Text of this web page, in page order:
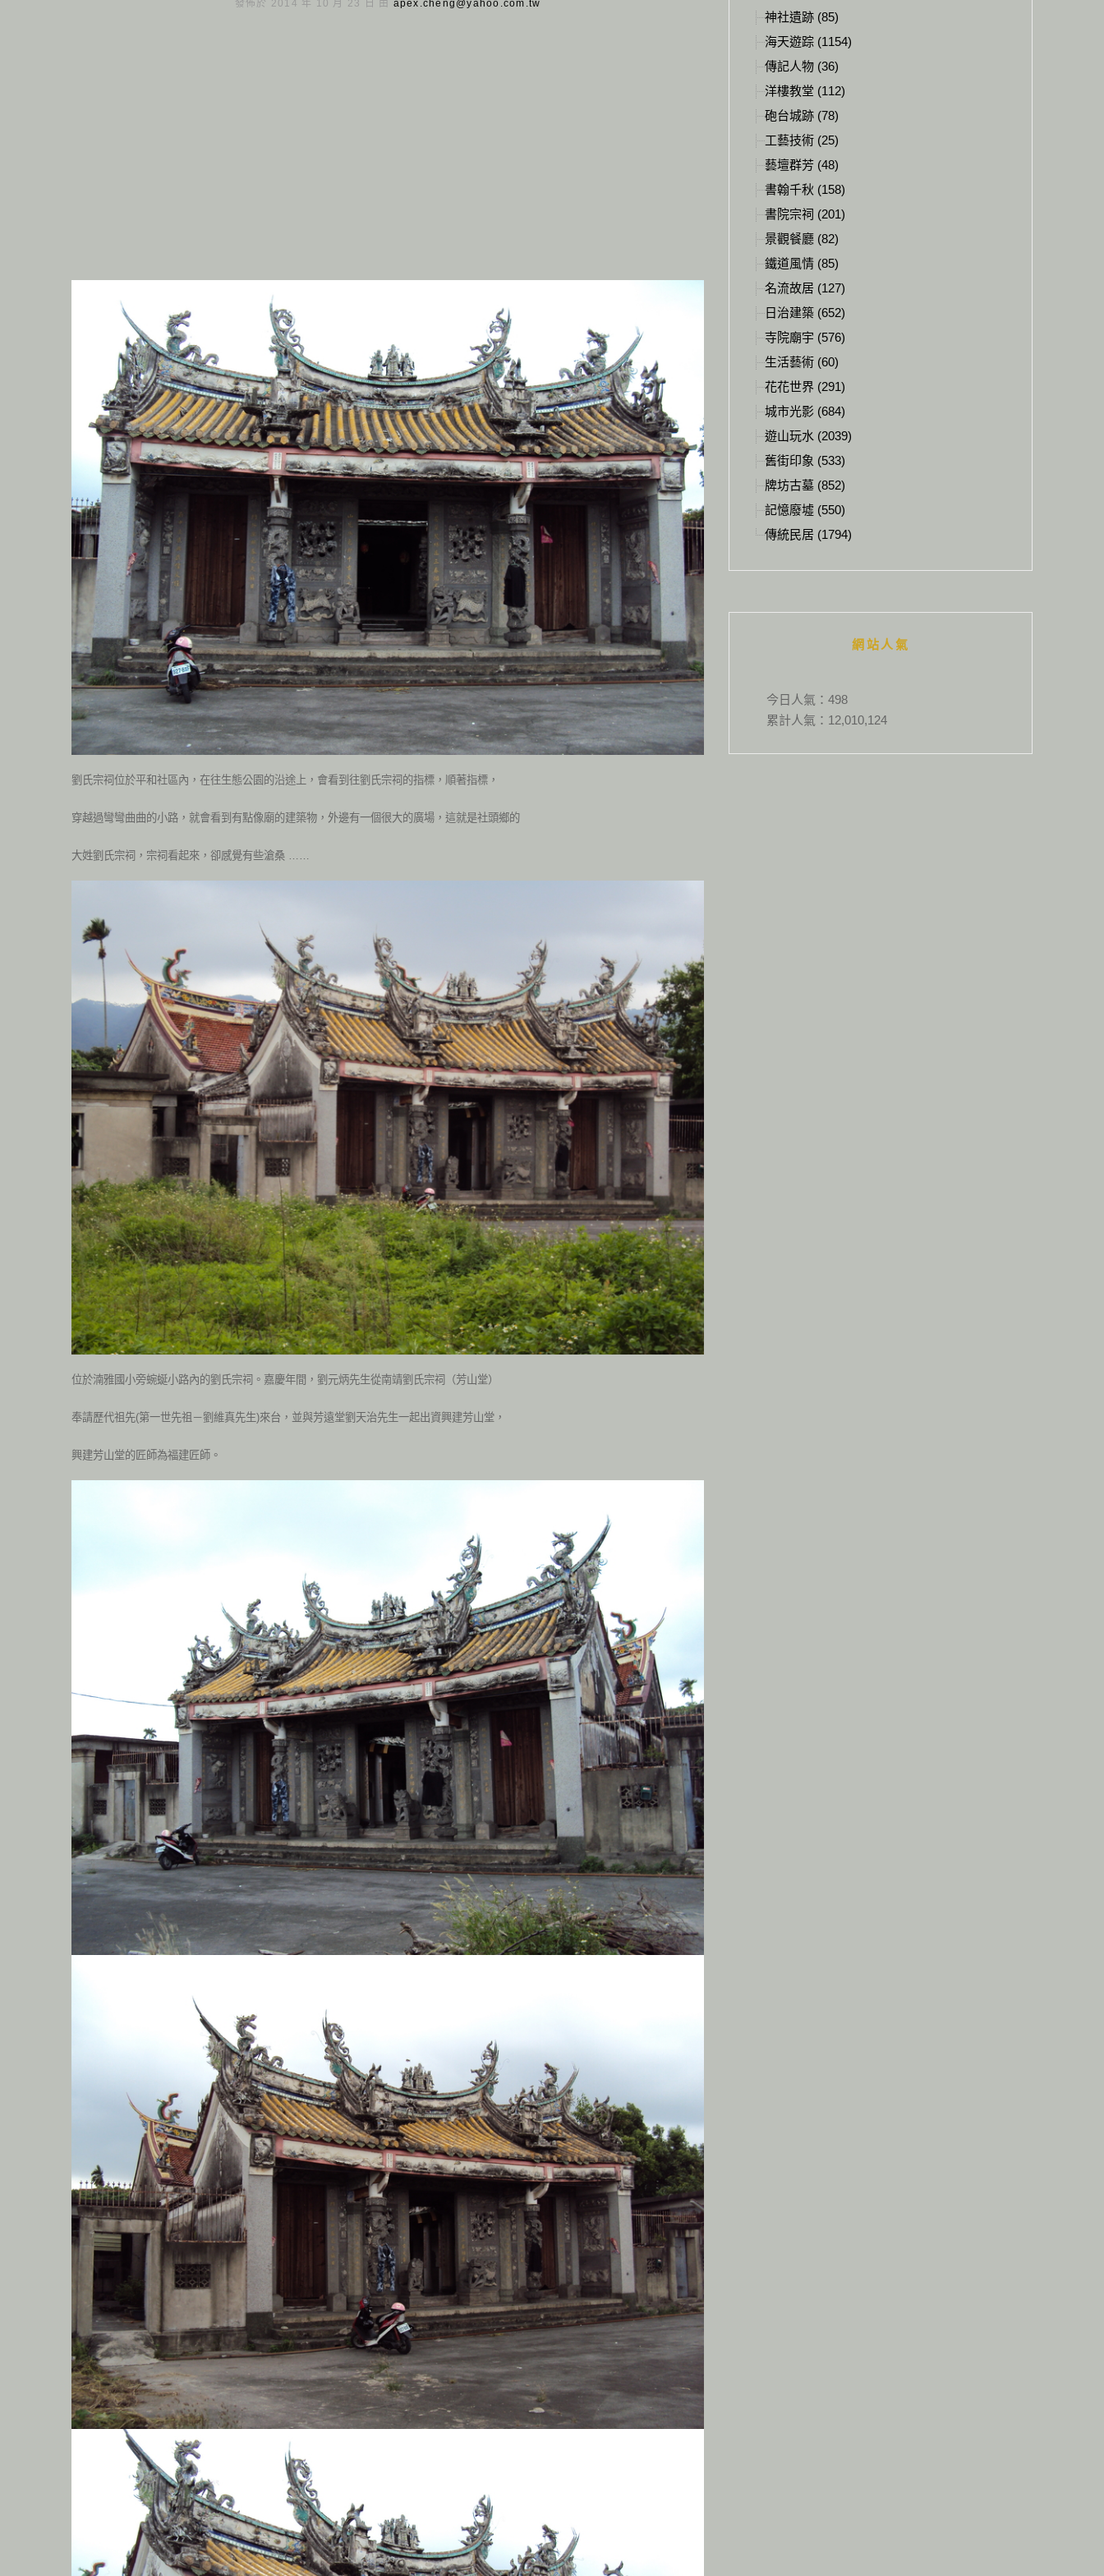
發佈於 2014 年 10 月 23 日 由 apex.cheng@yahoo.com.tw
劉氏宗祠位於平和社區內，在往生態公園的沿途上，會看到往劉氏宗祠的指標，順著指標，
穿越過彎彎曲曲的小路，就會看到有點像廟的建築物，外邊有一個很大的廣場，這就是社頭鄉的
大姓劉氏宗祠，宗祠看起來，卻感覺有些滄桑 ……
位於湳雅國小旁蜿蜒小路內的劉氏宗祠。嘉慶年間，劉元炳先生從南靖劉氏宗祠（芳山堂）
奉請歷代祖先(第一世先祖－劉維真先生)來台，並與芳遠堂劉天治先生一起出資興建芳山堂，
興建芳山堂的匠師為福建匠師。
神社遺跡 (85)
海天遊踪 (1154)
傳記人物 (36)
洋樓教堂 (112)
砲台城跡 (78)
工藝技術 (25)
藝壇群芳 (48)
書翰千秋 (158)
書院宗祠 (201)
景觀餐廳 (82)
鐵道風情 (85)
名流故居 (127)
日治建築 (652)
寺院廟宇 (576)
生活藝術 (60)
花花世界 (291)
城市光影 (684)
遊山玩水 (2039)
舊街印象 (533)
牌坊古墓 (852)
記憶廢墟 (550)
傳統民居 (1794)
網站人氣
今日人氣： 498
累計人氣： 12,010,124